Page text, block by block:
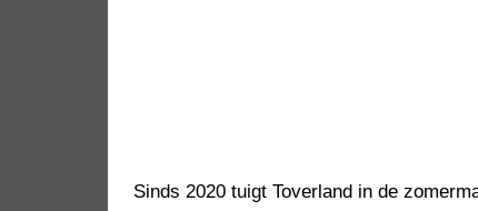
Sinds 2020 tuigt Toverland in de